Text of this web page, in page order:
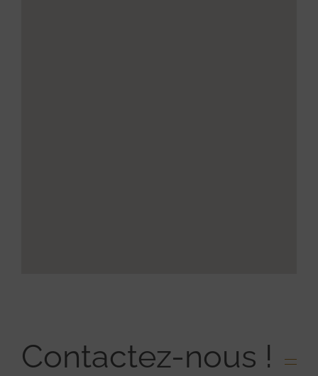
Contactez-nous !